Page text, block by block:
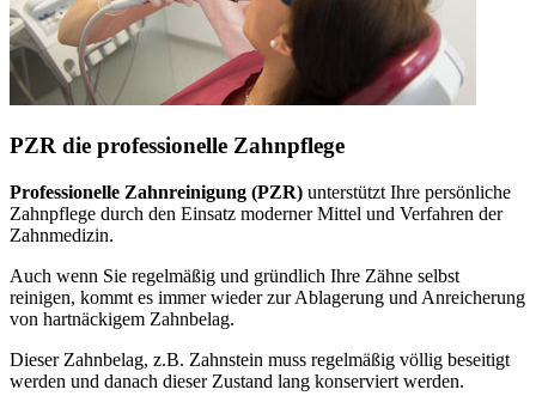
PZR die professionelle Zahnpflege
Professionelle Zahnreinigung (PZR) unterstützt Ihre persönliche
Zahnpflege durch den Einsatz moderner Mittel und Verfahren der
Zahnmedizin.
Auch wenn Sie regelmäßig und gründlich Ihre Zähne selbst
reinigen, kommt es immer wieder zur Ablagerung und Anreicherung
von hartnäckigem Zahnbelag.
Dieser Zahnbelag, z.B. Zahnstein muss regelmäßig völlig beseitigt
werden und danach dieser Zustand lang konserviert werden.